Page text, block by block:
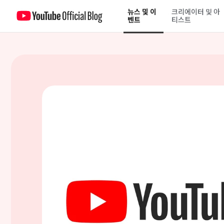
뉴스 및 이
벤트
크리에이터 및 아
티스트
유튜브가 더 많은 청소년 이용자에게 보호 기능을 확대 적용합니다